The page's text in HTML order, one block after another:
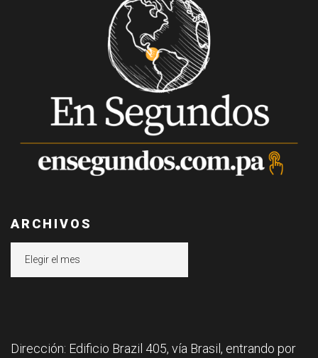
ARCHIVOS
Dirección: Edificio Brazil 405, vía Brasil, entrando por